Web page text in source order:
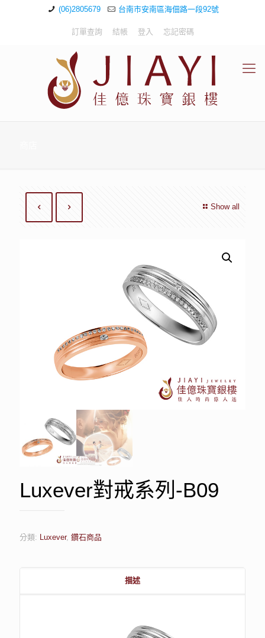
(06)2805679 台南市安南區海佃路一段92號
訂單查詢 結帳 登入 忘記密碼
Show all
Luxever對戒系列-B09
分類: Luxever, 鑽石商品
描述